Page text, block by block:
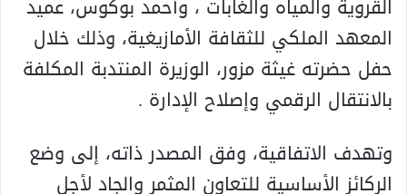
القروية والمياه والغابات ، وأحمد بوكوس، عميد
المعهد الملكي للثقافة الأمازيغية، وذلك خلال
حفل حضرته غيثة مزور، الوزيرة المنتدبة المكلفة
بالانتقال الرقمي وإصلاح الإدارة .
وتهدف الاتفاقية، وفق المصدر ذاته، إلى وضع
الركائز الأساسية للتعاون المثمر والجاد لأجل